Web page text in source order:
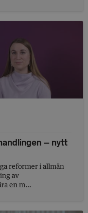
– nytt
reformer i allmän
av
en m...